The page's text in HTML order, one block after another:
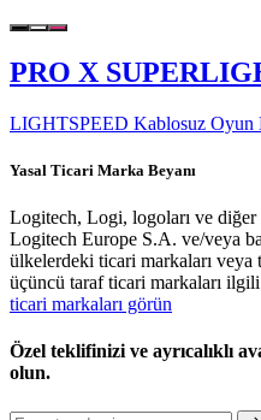
PRO X
LIGHTSPEED Kablosuz Oyun
Yasal Ticari Marka Beyanı
Logitech, Logi, logoları ve
Logitech Europe S.A. ve/veya
ülkelerdeki ticari markaları veya
üçüncü taraf ticari markaları
ticari markaları görün
Özel teklifinizi ve ayrıcalıklı
olun.